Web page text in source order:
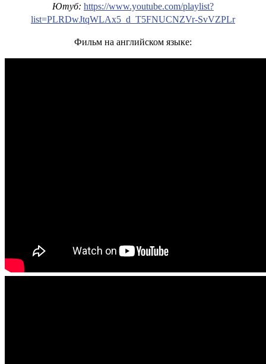
Ютуб: https://www.youtube.com/playlist?
list=PLRDwJtqWLAx5_d_T5FNUCNZVr-SvVZPLr
Фильм на английском языке: